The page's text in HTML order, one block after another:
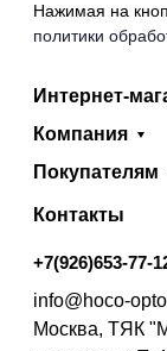
Нажимая на
политики
Интернет-
Компания
Покупателям
Контакты
+7(926)653-77-
info@hoco-
Москва, ТЯК